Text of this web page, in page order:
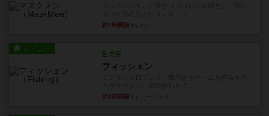
約7時間前
レビュー
充実
フィッシェン
約8時間前